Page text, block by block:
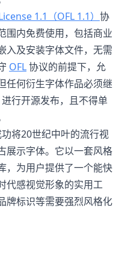
1.1（OFL 1.1） 协
围内免费使用，包括商业
入及安装字体文件，无需
OFL协议的前提下，允
任何衍生字体作品必须继
行开源发布，且不得单
将20世纪中叶的流行视
展示字体。它以一套风格
，为用户提供了一个能快
代感视觉形象的实用工
牌标识等需要强烈风格化